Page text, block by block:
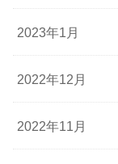
2023年1月
2022年12月
2022年11月